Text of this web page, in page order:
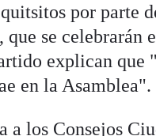
por parte
se celebrarán
explican que
en la Asamblea".
a los Consejos